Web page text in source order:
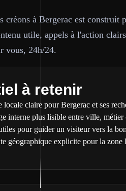
créons à Bergerac est
utile, appels à l'action
vous, 24h/24.
à retenir
locale claire pour Bergerac et ses
interne plus lisible entre ville, métier
pour guider un visiteur vers la
géographique explicite pour la zone